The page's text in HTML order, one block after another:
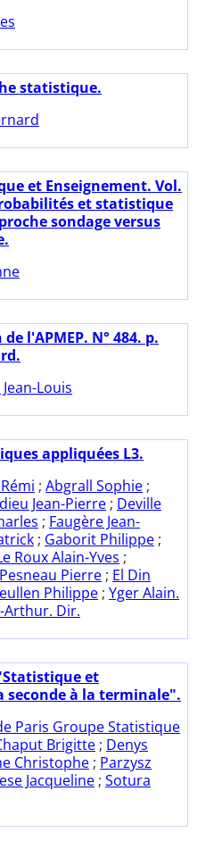
statistique.
et Enseignement. Vol.
et statistique
sondage versus
l'APMEP. N° 484. p.
Louis
appliquées L3.
; Abgrall Sophie ;
Jean-Pierre ; Deville
; Faugère Jean-
; Gaborit Philippe ;
Roux Alain-Yves ;
Pesneau Pierre ; El Din
Philippe ; Yger Alain.
Arthur. Dir.
et
seconde à la terminale".
Paris Groupe Statistique
Brigitte ; Denys
Christophe ; Parzysz
Jacqueline ; Sotura